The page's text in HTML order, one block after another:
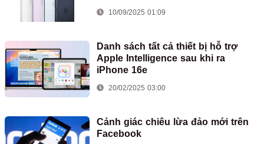
AirPods Pro 3
10/09/2025 01:09
Danh sách tất cả thiết bị hỗ trợ
Apple Intelligence sau khi ra
iPhone 16e
20/02/2025 03:00
Cảnh giác chiêu lừa đảo mới trên
Facebook